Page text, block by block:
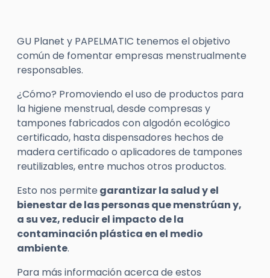
GU Planet y PAPELMATIC tenemos el objetivo
común de fomentar empresas menstrualmente
responsables.
¿Cómo? Promoviendo el uso de productos para
la higiene menstrual, desde compresas y
tampones fabricados con algodón ecológico
certificado, hasta dispensadores hechos de
madera certificado o aplicadores de tampones
reutilizables, entre muchos otros productos.
Esto nos permite garantizar la salud y el
bienestar de las personas que menstrúan y,
a su vez, reducir el impacto de la
contaminación plástica en el medio
ambiente.
Para más información acerca de estos